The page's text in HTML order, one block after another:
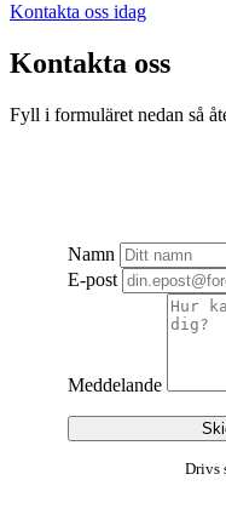
Kontakta oss idag
Kontakta oss
Fyll i formuläret nedan så
Namn
E-post
Meddelande
Drivs